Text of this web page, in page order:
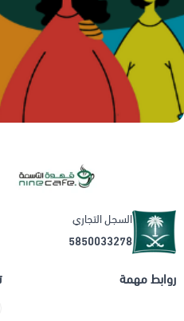
السجل التجاري
5850033278
روابط مهمة